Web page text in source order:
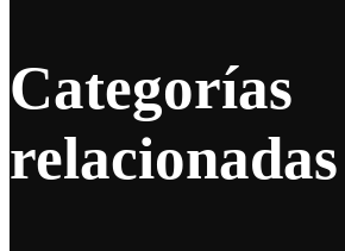
Categorías
relacionadas